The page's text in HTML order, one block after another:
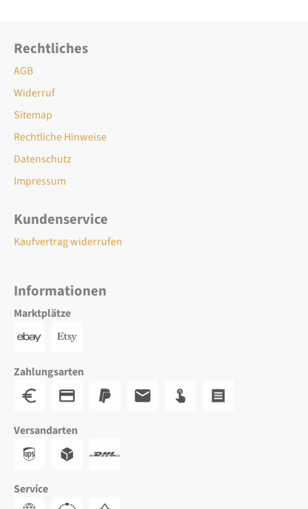
Rechtliches
AGB
Widerruf
Sitemap
Rechtliche Hinweise
Datenschutz
Impressum
Kundenservice
Kaufvertrag widerrufen
Informationen
Marktplätze
Zahlungsarten
Versandarten
Service